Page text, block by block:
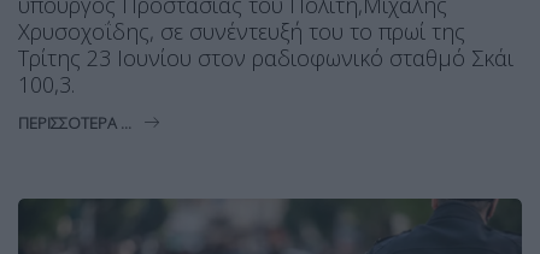
Χρυσοχοΐδης, σε συνέντευξή του το πρωί της
Τρίτης 23 Ιουνίου στον ραδιοφωνικό σταθμό Σκάι
100,3.
ΠΕΡΙΣΣΌΤΕΡΑ ...